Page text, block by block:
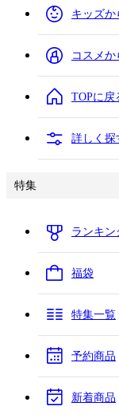
キッズか
コスメか
TOPに戻
詳しく探
特集
ランキン
福袋
特集一覧
予約商品
新着商品